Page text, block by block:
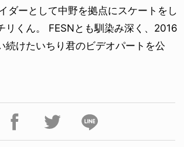
ダーとして中野を拠点にスケートをし
リくん。 FESNとも馴染み深く、2016
続けたいちり君のビデオパートを公